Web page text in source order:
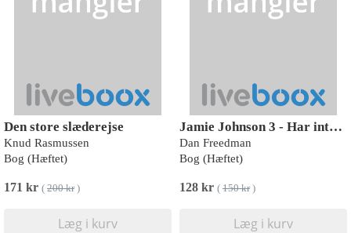
Den store slæderejse
Knud Rasmussen
Bog (Hæftet)
171 kr ( 200 kr)
Læg i kurv
Jamie Johnson 3 - Har intet at tabe
Dan Freedman
Bog (Hæftet)
128 kr ( 150 kr)
Læg i kurv